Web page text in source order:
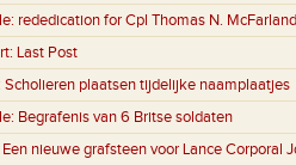
rededication for Cpl Thomas N.
Last Post
Scholieren plaatsen tijdelijke naamplaatjes
Begrafenis van 6 Britse soldaten
Een nieuwe grafsteen voor Lance Corporal